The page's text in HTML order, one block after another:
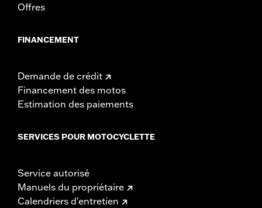
Offres
FINANCEMENT
Demande de crédit
Financement des motos
Estimation des paiements
SERVICES POUR MOTOCYCLETTE
Service autorisé
Manuels du propriétaire
Calendriers d'entretien